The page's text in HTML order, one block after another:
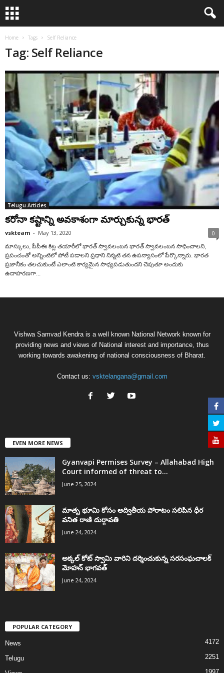
Home Tags Self Reliance
Tag: Self Reliance
Telugu Articles
కరోనా కష్టాన్ని అవకాశంగా మార్చుకున్న భారత్
vskteam - May 13, 2020 0
మాస్కులు, పీపీఈ కిట్ల తయారీలో భారత్ స్వావలంబన భారత్ స్వావలంబన సాధించాలని,
ప్రపంచంతో అన్నింటిలో పోటీ పడాలని ప్రధాని నిన్నటి తన ఉపన్యాసంలో పేర్కొన్నారు. భారత
ప్రజానీకం తలచుకుంటే ఎలాంటి కార్యమైన సాధ్యపడుతుందని చెపుతూ అందుకు
ఉదాహరణగా...
Vishwa Samvad Kendra is a well known National Network known for
providing news and views of National interest and importance, thus
working towards awakening of national consciousness of Bharat.
Contact us: vsktelangana@gmail.com
EVEN MORE NEWS
Gyanvapi Permises Survey – Allahabad High
Court informed of threat to...
June 25, 2024
మాతృ భూమి కోసం అద్వితీయ పోరాటం సలిపిన ధీర
వనిత రాణి దుర్గావతి
June 24, 2024
అక్కల్‌ కోట్‌ స్వామి వారిని దర్శించుకున్న సరసంఘచాలక్
మోహన్ భాగవత్
June 24, 2024
POPULAR CATEGORY
News 4172
Telugu 2251